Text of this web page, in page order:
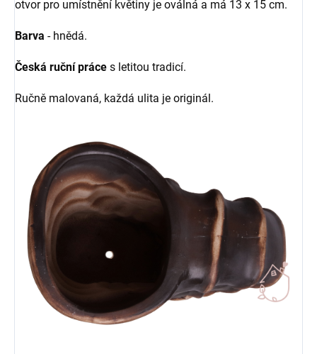
otvor pro umístnění květiny je oválná a má 13 x 15 cm.
Barva - hnědá.
Česká ruční práce s letitou tradicí.
Ručně malovaná, každá ulita je originál.